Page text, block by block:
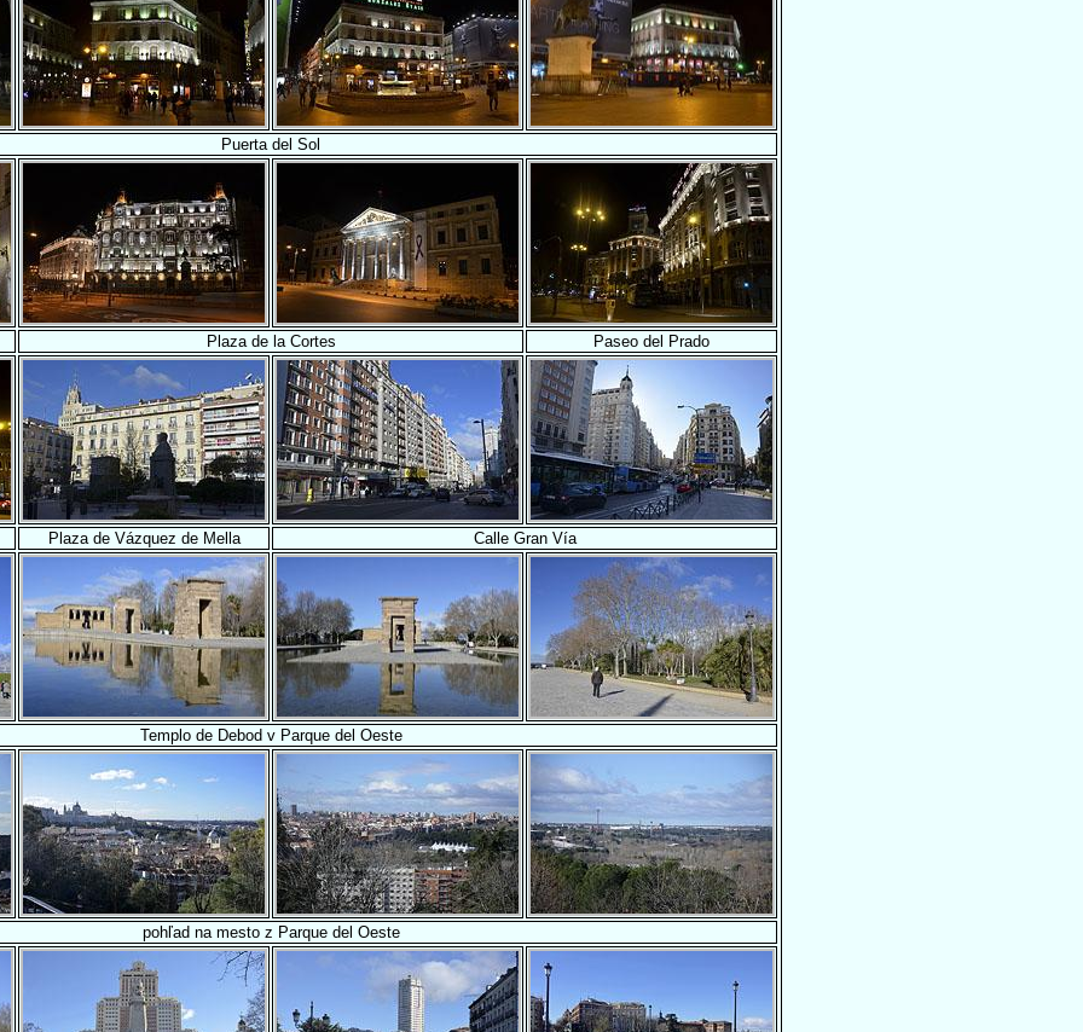
Puerta del Sol
Plaza de la Cortes Paseo del Prado
Plaza de Vázquez de Mella Calle Gran Vía
Templo de Debod v Parque del Oeste
pohľad na mesto z Parque del Oeste